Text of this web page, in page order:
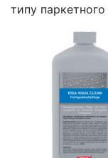
типу